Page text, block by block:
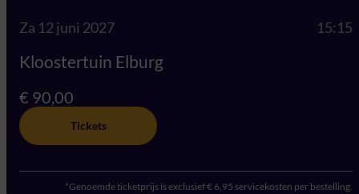
Za 12 juni 2027 15:15
Kloostertuin Elburg
€ 90,00
Tickets
*Genoemde ticketprijs is exclusief € 6,95 servicekosten per bestelling.